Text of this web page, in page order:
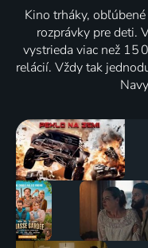
Kino trháky,
rozprávky pre deti.
vystrieda viac než 15
relácií. Vždy tak